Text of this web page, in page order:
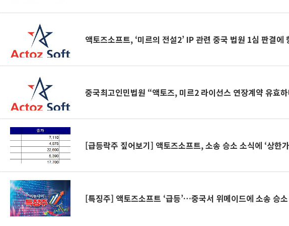
액토즈소프트, ‘미르의 전설2’ IP 관련 중국 법원 1심 판결에
중국최고인민법원 “액토즈, 미르2 라이선스 연장계약 유효
[급등락주 짚어보기] 액토즈소프트, 소송 승소 소식에 ‘상한
[특징주] 액토즈소프트 ‘급등’…중국서 위메이드에 소송 승소